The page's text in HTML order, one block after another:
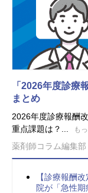
「2026年度診療
まとめ
2026年度診療報酬
重点課題は？...
も
薬剤師コラム編集部
【診療報酬
院が「急性期